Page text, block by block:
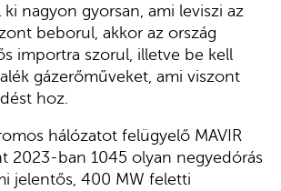
nagyon gyorsan, ami leviszi az
beborul, akkor az ország
importra szorul, illetve be kell
gázerőműveket, ami viszont
hoz.
hálózatot felügyelő MAVIR
2023-ban 1045 olyan negyedórás
jelentős, 400 MW feletti